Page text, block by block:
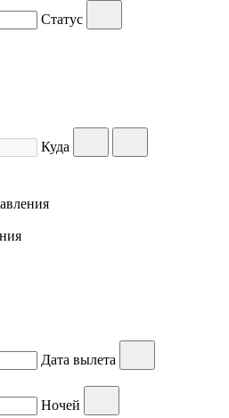
Статус
Куда
Дата вылета
Ночей